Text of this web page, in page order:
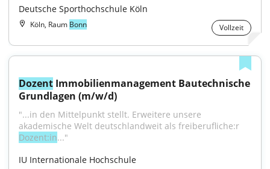
Deutsche Sporthochschule Köln
Köln, Raum Bonn Vollzeit
Dozent Immobilienmanagement Bautechnische
Grundlagen (m/w/d)
"...in den Mittelpunkt stellt. Erweitere unsere
Dozent:in..."
IU Internationale Hochschule